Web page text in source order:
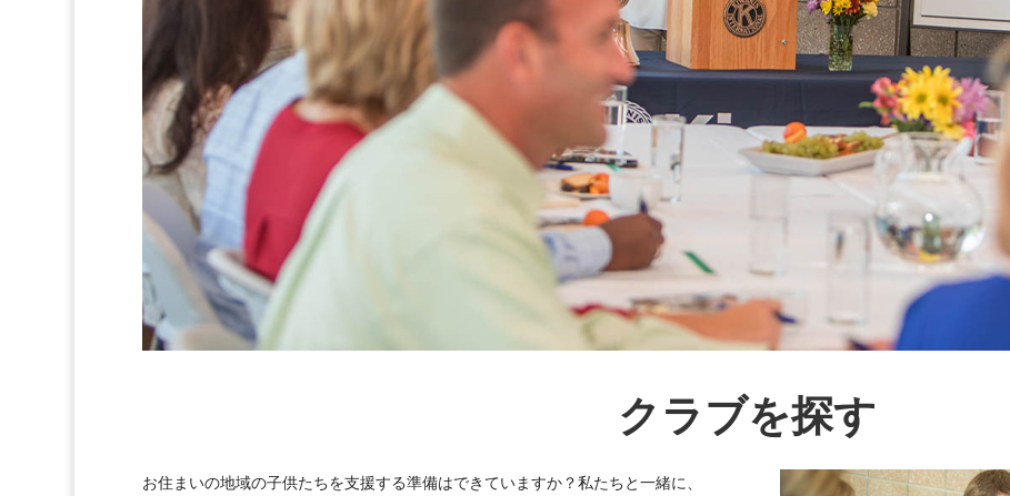
クラブを探す
お住まいの地域の子供たちを支援する準備はできていますか？私たちと一緒に、